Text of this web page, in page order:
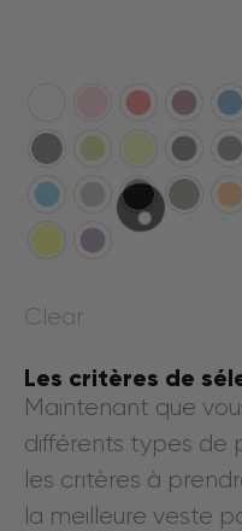
Clear
Les critères de
Maintenant que
différents types de
les critères à
la meilleure veste